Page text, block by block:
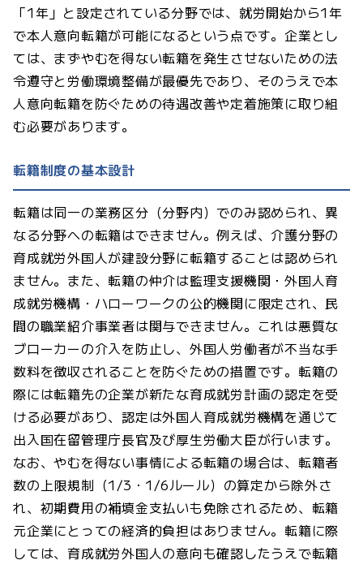
「1年」と設定されている分野では、就労開始から1年
で本人意向転籍が可能になるという点です。企業とし
ては、まずやむを得ない転籍を発生させないための法
令遵守と労働環境整備が最優先であり、そのうえで本
人意向転籍を防ぐための待遇改善や定着施策に取り組
む必要があります。
転籍制度の基本設計
転籍は同一の業務区分（分野内）でのみ認められ、異
なる分野への転籍はできません。例えば、介護分野の
育成就労外国人が建設分野に転籍することは認められ
ません。また、転籍の仲介は監理支援機関・外国人育
成就労機構・ハローワークの公的機関に限定され、民
間の職業紹介事業者は関与できません。これは悪質な
ブローカーの介入を防止し、外国人労働者が不当な手
数料を徴収されることを防ぐための措置です。転籍の
際には転籍先の企業が新たな育成就労計画の認定を受
ける必要があり、認定は外国人育成就労機構を通じて
出入国在留管理庁長官及び厚生労働大臣が行います。
なお、やむを得ない事情による転籍の場合は、転籍者
数の上限規制（1/3・1/6ルール）の算定から除外さ
れ、初期費用の補填金支払いも免除されるため、転籍
元企業にとっての経済的負担はありません。転籍に際
しては、育成就労外国人の意向も確認したうえで転籍